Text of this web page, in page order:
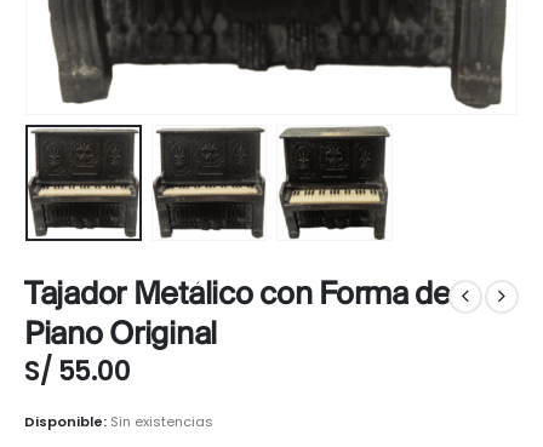
Tajador Metálico con Forma de
Piano Original
S/ 55.00
Disponible: Sin existencias